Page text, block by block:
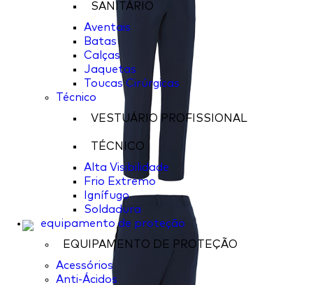
SANITÁRIO
Aventais
Batas
Calças
Jaquetas
Toucas Cirúrgicas
Técnico
VESTUÁRIO PROFISSIONAL
TÉCNICO
Alta Visibilidade
Frio Extremo
Ignífugo
Soldadura
equipamento de proteção
EQUIPAMENTO DE PROTEÇÃO
Acessórios
Anti-Ácidos